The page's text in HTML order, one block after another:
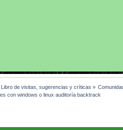
Libro de visitas, sugerencias y críticas »
con windows o linux auditoría backtrack